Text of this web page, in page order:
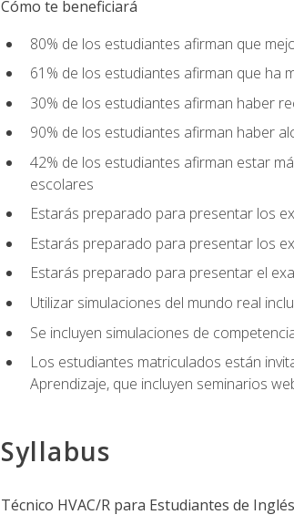
Cómo te beneficiará
80% de los estudiantes afirman que
61% de los estudiantes afirman que ha
30% de los estudiantes afirman haber
90% de los estudiantes afirman haber
42% de los estudiantes afirman estar
escolares
Estarás preparado para presentar los
Estarás preparado para presentar los
Estarás preparado para presentar el
Utilizar simulaciones del mundo real
Se incluyen simulaciones de
Los estudiantes matriculados están
Aprendizaje, que incluyen seminarios
Syllabus
Técnico HVAC/R para Estudiantes de